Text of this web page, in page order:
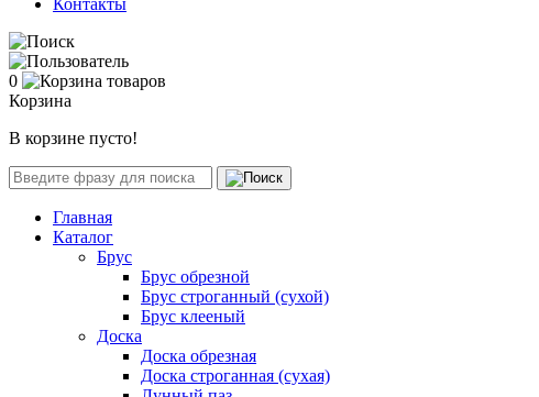
Контакты
0
Корзина
В корзине пусто!
Главная
Каталог
Брус
Брус обрезной
Брус строганный (сухой)
Брус клееный
Доска
Доска обрезная
Доска строганная (сухая)